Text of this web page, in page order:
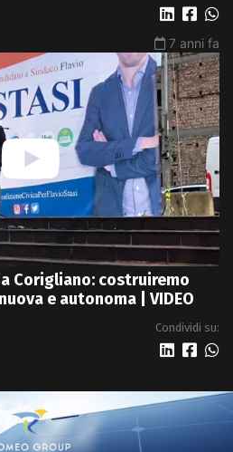
7 anni fa
Corigliano: costruiremo
e autonoma | VIDEO
Condividi su: